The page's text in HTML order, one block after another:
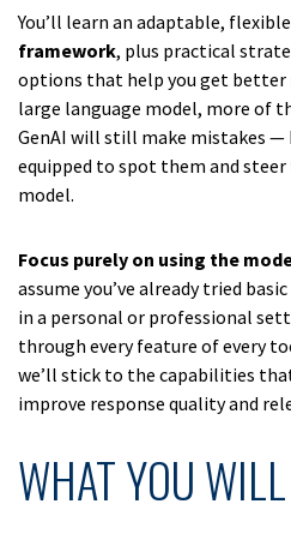
You’ll learn an adaptable, flexible
framework, plus practical
options that help you get better
large language model, more of
GenAI will still make mistakes —
equipped to spot them and steer
model.
Focus purely on using the
assume you’ve already tried
in a personal or professional
through every feature of every
we’ll stick to the capabilities
improve response quality and
WHAT YOU